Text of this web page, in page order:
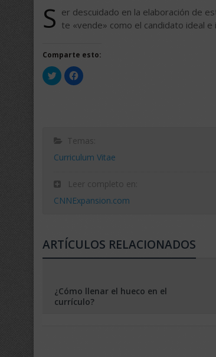
S er descuidado en la elaboración de
te «vende» como el candidato ideal
Comparte esto:
Haz
clic
para
una
ventana
Haz
clic
una
ventana
nueva)
Temas:
Curriculum Vitae
Leer completo en:
CNNExpansion.com
ARTÍCULOS RELACIONADOS
¿Cómo llenar el hueco en el
currículo?